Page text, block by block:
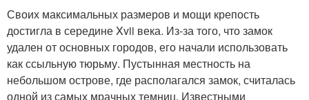
Своих максимальных размеров и мощи крепость
достигла в середине Xvii века. Из-за того, что замок
удален от основных городов, его начали использовать
как ссыльную тюрьму. Пустынная местность на
небольшом острове, где располагался замок, считалась
одной из самых мрачных темниц. Известными